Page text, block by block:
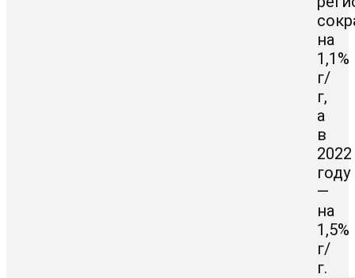
на
1,1%
г/
г,
а
в
2022
году
—
на
1,5%
г/
г.